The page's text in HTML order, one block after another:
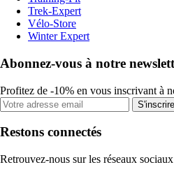
Trek-Expert
Vélo-Store
Winter Expert
Abonnez-vous à notre
Profitez de -10% en vous inscrivant à
S'inscrire
Restons connectés
Retrouvez-nous sur les réseaux sociaux